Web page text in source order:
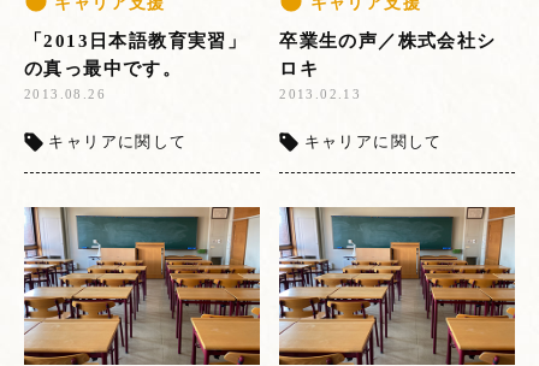
「2013日本語教育実習」
の真っ最中です。
2013.08.26
キャリアに関して
卒業生の声／株式会社シ
ロキ
2013.02.13
キャリアに関して